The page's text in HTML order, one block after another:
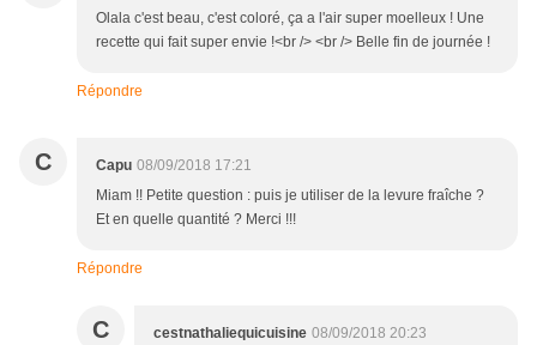
Olala c'est beau, c'est coloré, ça a l'air super moelleux ! Une
recette qui fait super envie !<br /> <br /> Belle fin de journée !
Répondre
C Capu 08/09/2018 17:21
Miam !! Petite question : puis je utiliser de la levure fraîche ?
Et en quelle quantité ? Merci !!!
Répondre
C cestnathaliequicuisine 08/09/2018 20:23